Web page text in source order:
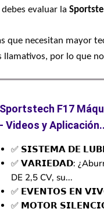
evaluar la
que necesitan mayor
llamativos, por lo que
Sportstech F17
- Videos y
✅ 𝗦𝗜𝗦𝗧𝗘𝗠𝗔 𝗗𝗘
✅ 𝗩𝗔𝗥𝗜𝗘𝗗𝗔𝗗:
DE 2,5 CV, su...
✅ 𝗘𝗩𝗘𝗡𝗧𝗢𝗦 𝗘𝗡
✅ 𝗠𝗢𝗧𝗢𝗥